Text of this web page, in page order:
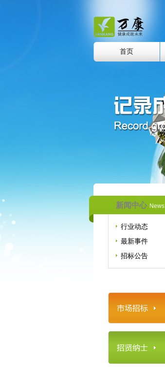
首页
新闻中心 News
行业动态
最新事件
招标公告